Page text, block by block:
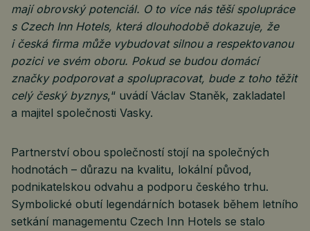
mají obrovský potenciál. O to více nás těší spolupráce
s Czech Inn Hotels, která dlouhodobě dokazuje, že
i česká firma může vybudovat silnou a respektovanou
pozici ve svém oboru. Pokud se budou domácí
značky podporovat a spolupracovat, bude z toho těžit
celý český byznys,“ uvádí Václav Staněk, zakladatel
a majitel společnosti Vasky.
Partnerství obou společností stojí na společných
hodnotách – důrazu na kvalitu, lokální původ,
podnikatelskou odvahu a podporu českého trhu.
Symbolické obutí legendárních botasek během letního
setkání managementu Czech Inn Hotels se stalo